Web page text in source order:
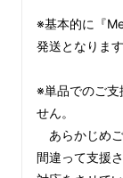
※基本的に『
発送となります
※単品でのご支
せん。
あらかじめご
間違って支援